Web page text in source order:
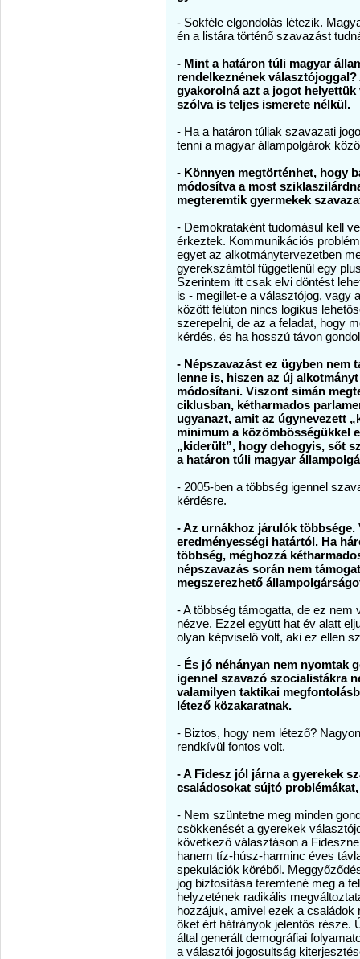
- Sokféle elgondolás létezik.
én a listára történő szavazást
- Mint a határon túli magyar
rendelkeznének
gyakorolná azt a jogot
szólva is teljes ismerete nélkül.
- Ha a határon túliak szavazati
tenni a magyar állampolgárok
- Könnyen megtörténhet, hogy
módosítva a most
megteremtik gyermekek
- Demokrataként tudomásul kell
érkeztek. Kommunikációs
egyet az alkotmánytervezetben
gyerekszámtól függetlenül egy
Szerintem itt csak elvi döntést
is - megillet-e a választójog, vagy
között félúton nincs logikus
szerepelni, de az a feladat, hogy
kérdés, és ha hosszú távon
- Népszavazást ez ügyben nem
lenne is, hiszen az új
módosítani. Viszont simán
ciklusban, kétharmados
ugyanazt, amit az úgynevezett
minimum a közömbösségükkel
„kiderült”, hogy dehogyis, sőt
a határon túli magyar
- 2005-ben a többség igennel
kérdésre.
- Az urnákhoz járulók
eredményességi határtól. Ha
többség, méghozzá
népszavazás során nem
megszerezhető
- A többség támogatta, de ez
nézve. Ezzel együtt hat év alatt
olyan képviselő volt, aki ez ellen
- És jó néhányan nem nyomtak
igennel szavazó szocialistákra
valamilyen taktikai
létező közakaratnak.
- Biztos, hogy nem létező?
rendkívül fontos volt.
- A Fidesz jól járna a gyerekek
családosokat sújtó
- Nem szüntetne meg minden
csökkenését a gyerekek
következő választáson a
hanem tíz-húsz-harminc éves
spekulációk köréből.
jog biztosítása teremtené meg a
helyzetének radikális
hozzájuk, amivel ezek a
őket ért hátrányok jelentős része.
által generált demográfiai
a választói jogosultság